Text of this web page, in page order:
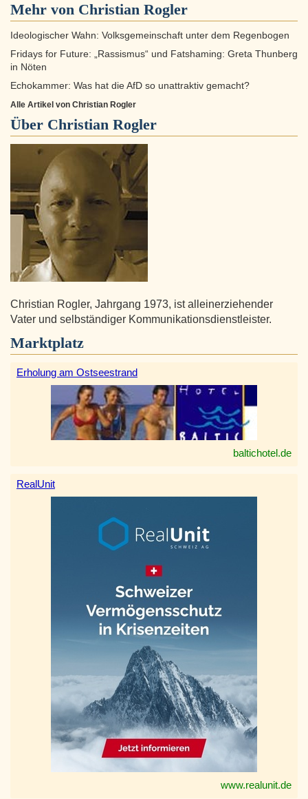
Mehr von Christian Rogler
Ideologischer Wahn: Volksgemeinschaft unter dem Regenbogen
Fridays for Future: „Rassismus“ und Fatshaming: Greta Thunberg
in Nöten
Echokammer: Was hat die AfD so unattraktiv gemacht?
Alle Artikel von Christian Rogler
Über Christian Rogler
Christian Rogler, Jahrgang 1973, ist alleinerziehender
Vater und selbständiger Kommunikationsdienstleister.
Marktplatz
Erholung am Ostseestrand
baltichotel.de
RealUnit
www.realunit.de